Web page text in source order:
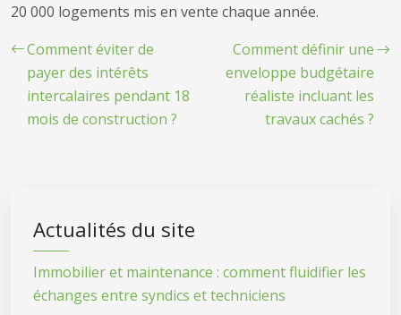
20 000 logements mis en vente chaque année.
Comment éviter de
payer des intérêts
intercalaires pendant 18
mois de construction ?
Comment définir une
enveloppe budgétaire
réaliste incluant les
travaux cachés ?
Actualités du site
Immobilier et maintenance : comment fluidifier les
échanges entre syndics et techniciens